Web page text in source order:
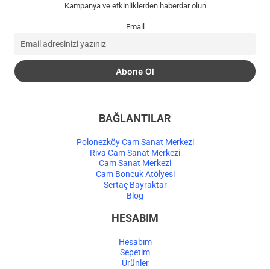
Kampanya ve etkinliklerden haberdar olun
Email
BAĞLANTILAR
Polonezköy Cam Sanat Merkezi
Riva Cam Sanat Merkezi
Cam Sanat Merkezi
Cam Boncuk Atölyesi
Sertaç Bayraktar
Blog
HESABIM
Hesabım
Sepetim
Ürünler